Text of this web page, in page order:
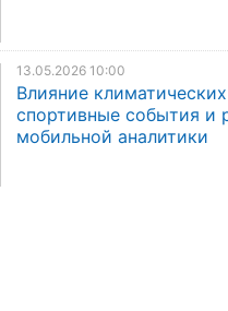
13.05.2026 10:00
Влияние
спортивные события и
мобильной аналитики